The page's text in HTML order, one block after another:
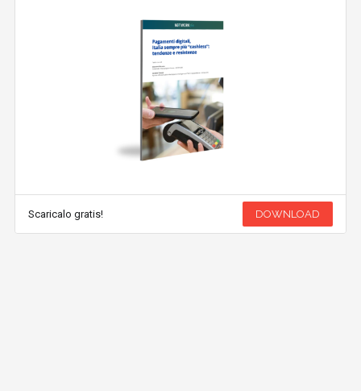
Scaricalo gratis! DOWNLOAD